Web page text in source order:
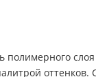
оттенков.